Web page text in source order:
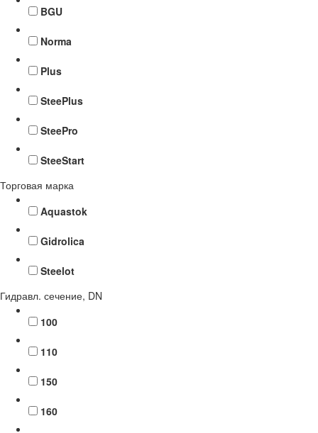
BGU
Norma
Plus
SteePlus
SteePro
SteeStart
Торговая марка
Aquastok
Gidrolica
Steelot
Гидравл. сечение, DN
100
110
150
160